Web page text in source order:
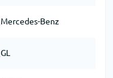
Mercedes-Benz
GL